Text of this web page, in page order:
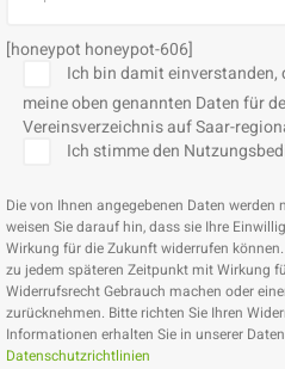
[honeypot honeypot-606]
Ich bin damit einverstanden,
meine oben genannten Daten für
Vereinsverzeichnis auf Saar-
Ich stimme den
Die von Ihnen angegebenen Daten
weisen Sie darauf hin, dass sie Ihre
Wirkung für die Zukunft widerrufen
zu jedem späteren Zeitpunkt mit Wirkung
Widerrufsrecht Gebrauch machen oder
zurücknehmen. Bitte richten Sie Ihren
Informationen erhalten Sie in unserer
Datenschutzrichtlinien